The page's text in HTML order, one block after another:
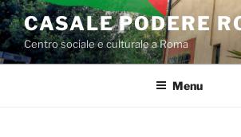
Salta
al
contenuto
CASALE PODERE
Centro sociale e culturale a Roma
Menu